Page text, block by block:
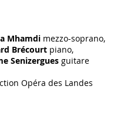
Mhamdi mezzo-soprano,
Brécourt piano,
Senizergues guitare
Opéra des Landes